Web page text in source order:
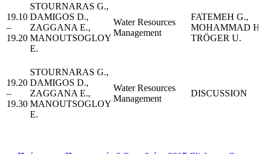
19.10
–
19.20
STOURNARAS G.,
DAMIGOS D.,
ZAGGANA E.,
MANOUTSOGLOY
E.
Water Resources
Management
FATEMEH G.,
MOHAMMAD
TRÖGER U.
19.20
–
19.30
STOURNARAS G.,
DAMIGOS D.,
ZAGGANA E.,
MANOUTSOGLOY
E.
Water Resources
Management
DISCUSSION